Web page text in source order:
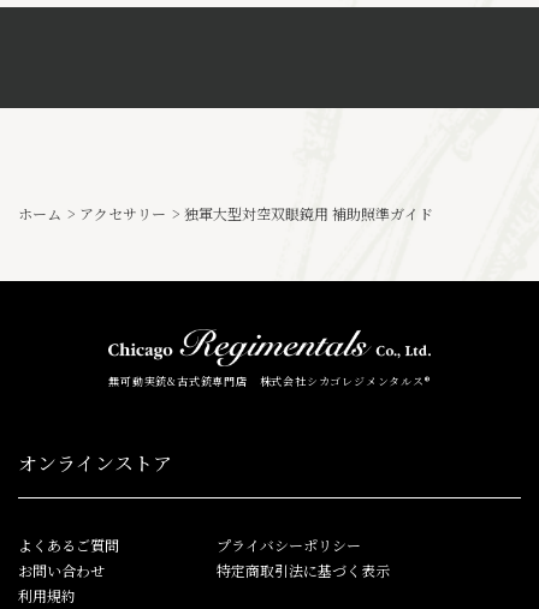
ホーム > アクセサリー > 独軍大型対空双眼鏡用 補助照準ガイド
無可動実銃&古式銃専門店 株式会社シカゴレジメンタルス®
オンラインストア
よくあるご質問
お問い合わせ
利用規約
プライバシーポリシー
特定商取引法に基づく表示